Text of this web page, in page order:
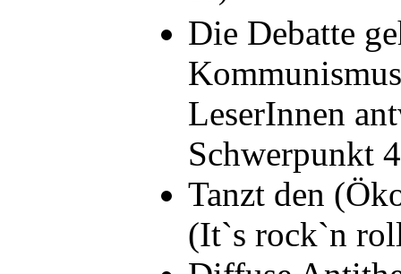
Die Debatte
LeserInnen
Schwerpunkt
Tanzt den
(It`s rock`n